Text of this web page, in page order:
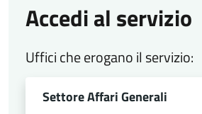
Accedi al servizio
Uffici che erogano il servizio:
Settore Affari Generali